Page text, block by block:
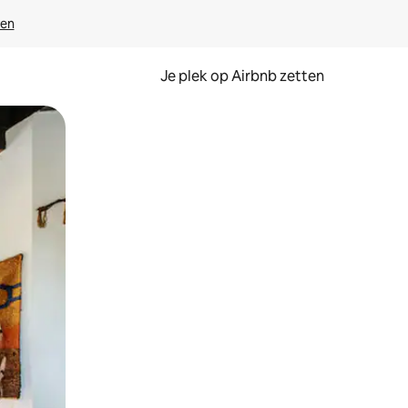
Je plek op Airbnb zetten
of swipen.